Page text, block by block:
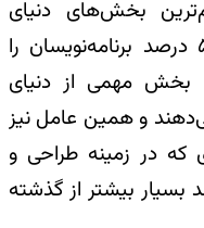
بخش‌های دنیای
برنامه‌نویسی است که بیش از 50 درصد برنامه‌نویسان را
بخش مهمی از دنیای
و همین عامل نیز
که در زمینه طراحی و
بیشتر از گذشته